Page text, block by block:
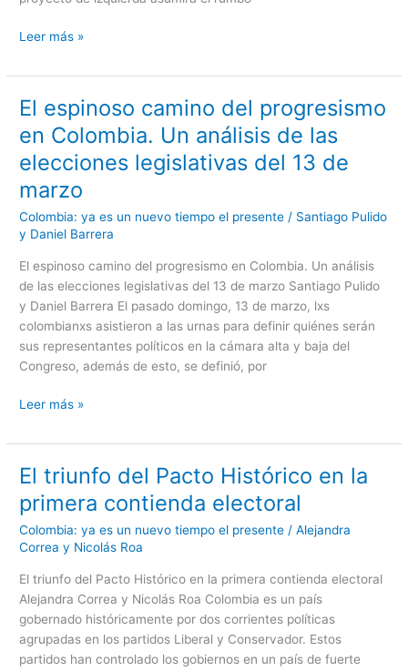
Colombia
Leer más »
El espinoso camino del progresismo
en Colombia. Un análisis de las
elecciones legislativas del 13 de
marzo
Colombia: ya es un nuevo tiempo el presente / Santiago Pulido
y Daniel Barrera
El espinoso camino del progresismo en Colombia. Un análisis
de las elecciones legislativas del 13 de marzo Santiago Pulido
y Daniel Barrera El pasado domingo, 13 de marzo, lxs
colombianxs asistieron a las urnas para definir quiénes serán
sus representantes políticos en la cámara alta y baja del
Congreso, además de esto, se definió, por
El
espinoso
camino
del
progresismo
Colombia.
Un
análisis
de
las
elecciones
legislativas
del
de
Leer más »
El triunfo del Pacto Histórico en la
primera contienda electoral
Colombia: ya es un nuevo tiempo el presente /Alejandra
Correa y Nicolás Roa
El triunfo del Pacto Histórico en la primera contienda electoral
Alejandra Correa y Nicolás Roa Colombia es un país
gobernado históricamente por dos corrientes políticas
agrupadas en los partidos Liberal y Conservador. Estos
partidos han controlado los gobiernos en un país de fuerte
El
triunfo
del
Pacto
Histórico
en
la
primera
contienda
electoral